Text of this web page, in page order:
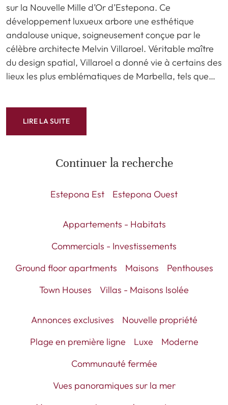
sur la Nouvelle Mille d’Or d’Estepona. Ce
développement luxueux arbore une esthétique
andalouse unique, soigneusement conçue par le
célèbre architecte Melvin Villaroel. Véritable maître
du design spatial, Villaroel a donné vie à certains des
lieux les plus emblématiques de Marbella, tels que…
LIRE LA SUITE
Continuer la recherche
Estepona Est Estepona Ouest
Appartements - Habitats
Commercials - Investissements
Ground floor apartments
Maisons
Penthouses
Town Houses
Villas - Maisons Isolée
Annonces exclusives
Nouvelle propriété
Plage en première ligne
Luxe
Moderne
Communauté fermée
Vues panoramiques sur la mer